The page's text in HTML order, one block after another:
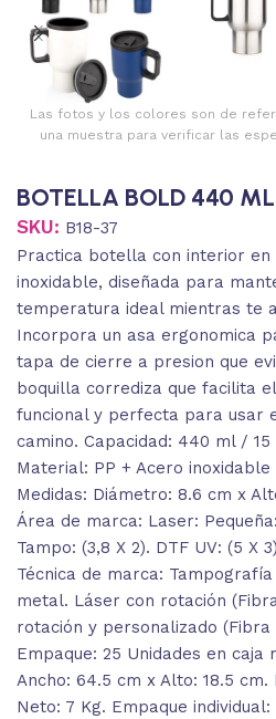
Las fotos y los colores son de
una muestra para verificar las
BOTELLA BOLD 440
SKU: B18-37
Practica botella con interior
inoxidable, diseñada para
temperatura ideal mientras te
Incorpora un asa ergonomica
tapa de cierre a presion que
boquilla corrediza que facilita
funcional y perfecta para usar
camino. Capacidad: 440 ml / 15
Material: PP + Acero inoxidable
Medidas: Diámetro: 8.6 cm x
Área de marca: Laser:
Tampo: (3,8 X 2). DTF UV: (5 X
Técnica de marca:
metal. Láser con rotación
rotación y personalizado (Fibra
Empaque: 25 Unidades en
Ancho: 64.5 cm x Alto: 18.5
Neto: 7 Kg. Empaque